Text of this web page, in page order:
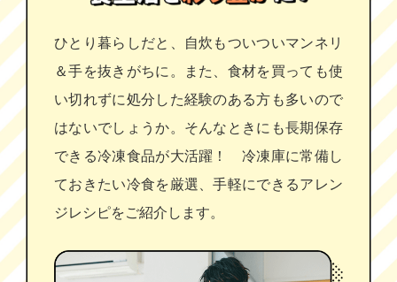
ひとり暮らしだと、自炊もついついマンネリ
＆手を抜きがちに。また、食材を買っても使
い切れずに処分した経験のある方も多いので
はないでしょうか。そんなときにも長期保存
できる冷凍食品が大活躍！ 冷凍庫に常備し
ておきたい冷食を厳選、手軽にできるアレン
ジレシピをご紹介します。